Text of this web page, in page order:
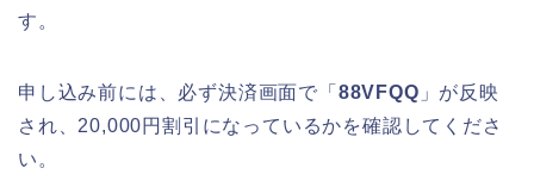
す。
申し込み前には、必ず決済画面で「 88VFQQ 」が反映
され、20,000円割引になっているかを確認してくださ
い。